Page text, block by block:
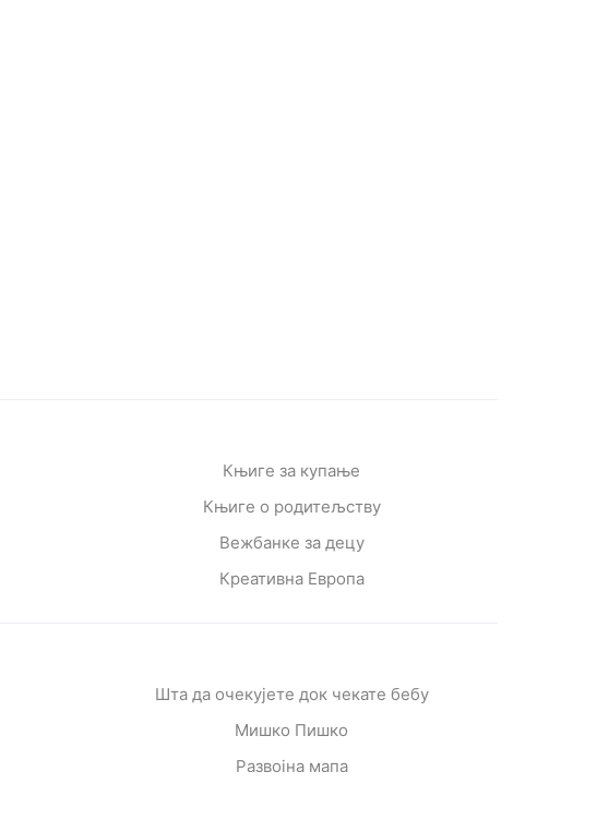
Књиге за купање
Књиге о родитељству
Вежбанке за децу
Креативна Европа
Шта да очекујете док чекате бебу
Мишко Пишко
Развојна мапа